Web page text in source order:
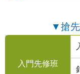
▼搶
入門先修班